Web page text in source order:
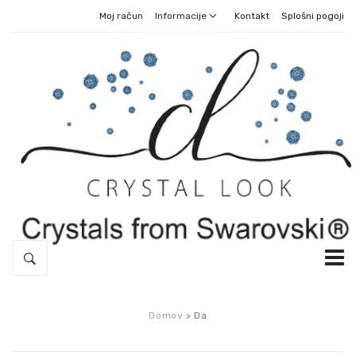
Moj račun Informacije Kontakt Splošni pogoji
Domov >Da